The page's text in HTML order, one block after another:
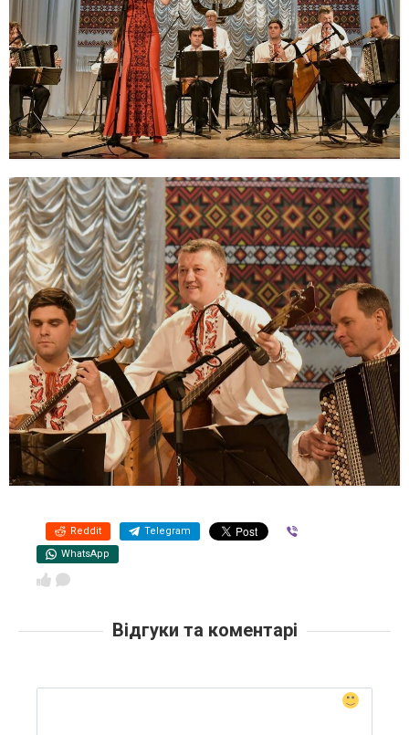
Reddit Telegram
WhatsApp
Відгуки та коментарі